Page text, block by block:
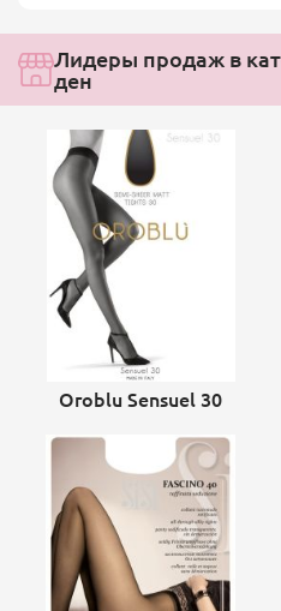
Лидеры продаж в
ден
Oroblu Sensuel 30